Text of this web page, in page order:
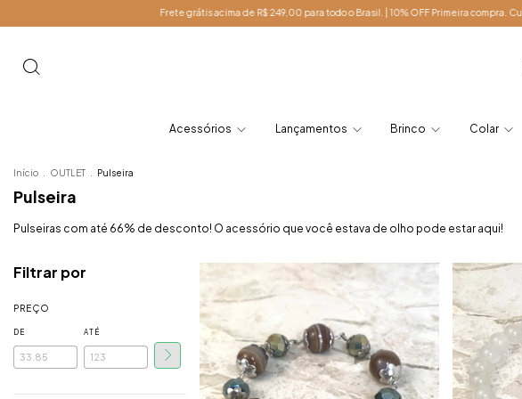
Frete grátis acima de R$ 249,00 para todo o Brasil. | 10% OFF Primeira compra. Cupom: BEMVINDO
Acessórios Lançamentos Brinco Colar
Início OUTLET Pulseira
Pulseira
Pulseiras com até 66% de desconto! O acessório que você estava de olho pode estar aqui!
Filtrar por
PREÇO
DE ATÉ